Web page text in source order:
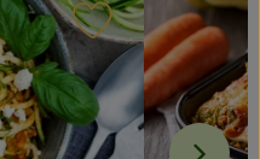
Rezept zu